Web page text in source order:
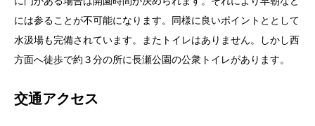
には参ることが不可能になります。同様に良いポイントととして
水汲場も完備されています。またトイレはありません。しかし西
方面へ徒歩で約３分の所に長瀬公園の公衆トイレがあります。
交通アクセス